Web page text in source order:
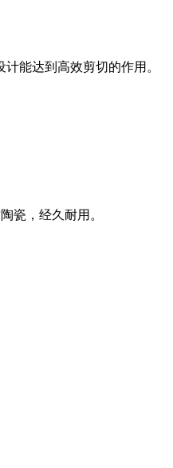
能达到高效剪切的作用。
瓷，经久耐用。